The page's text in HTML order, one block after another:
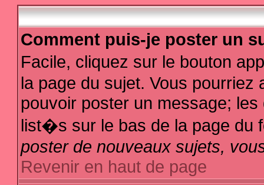
Comment puis-je poster un
Facile, cliquez sur le bouton
la page du sujet. Vous
pouvoir poster un message;
list�s sur le bas de la page du
poster de nouveaux sujets,
Revenir en haut de page